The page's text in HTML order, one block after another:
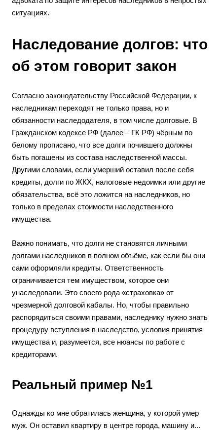
ситуациях.
Наследование долгов: что
об этом говорит закон
Согласно законодательству Российской Федерации, к
наследникам переходят не только права, но и
обязанности наследодателя, в том числе долговые. В
Гражданском кодексе РФ (далее – ГК РФ) чёрным по
белому прописано, что все долги почившего должны
быть погашены из состава наследственной массы.
Другими словами, если умерший оставил после себя
кредиты, долги по ЖКХ, налоговые недоимки или другие
обязательства, всё это ложится на наследников, но
только в пределах стоимости наследственного
имущества.
Важно понимать, что долги не становятся личными
долгами наследников в полном объёме, как если бы они
сами оформляли кредиты. Ответственность
ограничивается тем имуществом, которое они
унаследовали. Это своего рода «страховка» от
чрезмерной долговой кабалы. Но, чтобы правильно
распорядиться своими правами, наследнику нужно знать
процедуру вступления в наследство, условия принятия
имущества и, разумеется, все нюансы по работе с
кредиторами.
Реальный пример №1
Однажды ко мне обратилась женщина, у которой умер
муж. Он оставил квартиру в центре города, машину и...